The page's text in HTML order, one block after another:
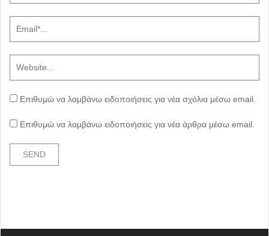
Επιθυμώ να λαμβάνω ειδοποιήσεις για νέα σχόλια μέσω email.
Επιθυμώ να λαμβάνω ειδοποιήσεις για νέα άρθρα μέσω email.